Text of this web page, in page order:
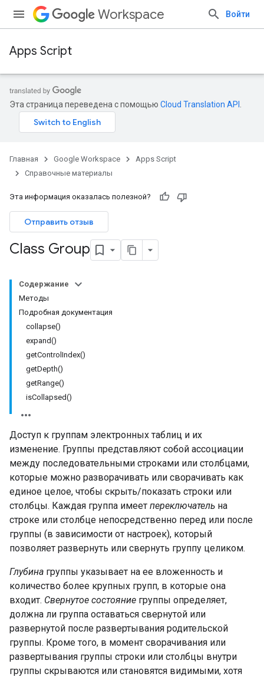
Workspace Войти
Apps Script
Эта страница переведена с помощью Cloud Translation API
Главная Google Workspace
Apps Script
Справочные материалы
Эта информация оказалась полезной?
Отправить отзыв
Class Group
Содержание
Методы
Подробная документация
collapse()
expand()
getControlIndex()
getDepth()
getRange()
isCollapsed()
Доступ к группам электронных таблиц и их
изменение. Группы представляют собой ассоциации
между последовательными строками или столбцами,
которые можно разворачивать или сворачивать как
единое целое, чтобы скрыть/показать строки или
столбцы. Каждая группа имеет переключатель на
строке или столбце непосредственно перед или после
группы (в зависимости от настроек), который
позволяет развернуть или свернуть группу целиком.
Глубина группы указывает на ее вложенность и
количество более крупных групп, в которые она
входит. Свернутое состояние группы определяет,
должна ли группа оставаться свернутой или
развернутой после развертывания родительской
группы. Кроме того, в момент сворачивания или
развертывания группы строки или столбцы внутри
группы скрываются или становятся видимыми, хотя